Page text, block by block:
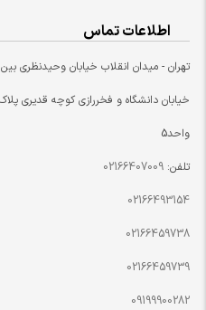
اطلاعات تماس
تهران - میدان انقلاب خیابان وحیدنظری بین
واحد5
تلفن: 02166407009
02166493154
02166459738
02166459739
09199900282